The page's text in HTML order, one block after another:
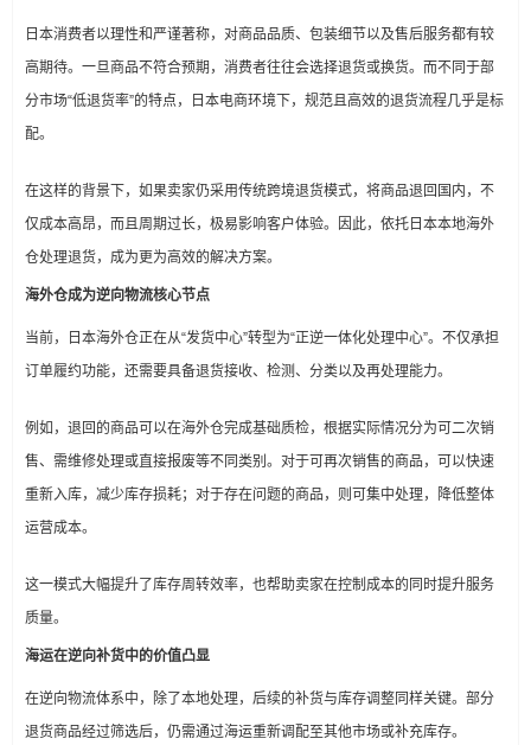
日本消费者以理性和严谨著称，对商品品质、包装细节以及售后服务都有较
高期待。一旦商品不符合预期，消费者往往会选择退货或换货。而不同于部
分市场“低退货率”的特点，日本电商环境下，规范且高效的退货流程几乎是标
配。
在这样的背景下，如果卖家仍采用传统跨境退货模式，将商品退回国内，不
仅成本高昂，而且周期过长，极易影响客户体验。因此，依托日本本地海外
仓处理退货，成为更为高效的解决方案。
海外仓成为逆向物流核心节点
当前，日本海外仓正在从“发货中心”转型为“正逆一体化处理中心”。不仅承担
订单履约功能，还需要具备退货接收、检测、分类以及再处理能力。
例如，退回的商品可以在海外仓完成基础质检，根据实际情况分为可二次销
售、需维修处理或直接报废等不同类别。对于可再次销售的商品，可以快速
重新入库，减少库存损耗；对于存在问题的商品，则可集中处理，降低整体
运营成本。
这一模式大幅提升了库存周转效率，也帮助卖家在控制成本的同时提升服务
质量。
海运在逆向补货中的价值凸显
在逆向物流体系中，除了本地处理，后续的补货与库存调整同样关键。部分
退货商品经过筛选后，仍需通过海运重新调配至其他市场或补充库存。